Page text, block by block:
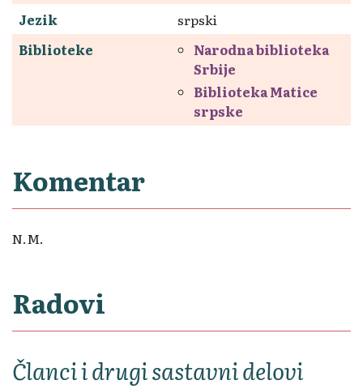
Jezik
srpski
Biblioteke
Narodna biblioteka
Srbije
Biblioteka Matice
srpske
Komentar
N.M.
Radovi
Članci i drugi sastavni delovi